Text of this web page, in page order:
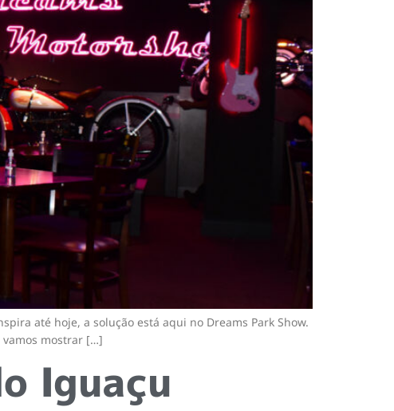
até hoje, a solução está aqui no Dreams Park Show.
vamos mostrar […]
Iguaçu